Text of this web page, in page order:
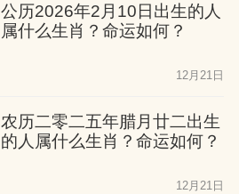
公历2026年2月10日出生的人
属什么生肖？命运如何？
12月21日
农历二零二五年腊月廿二出生
的人属什么生肖？命运如何？
12月21日